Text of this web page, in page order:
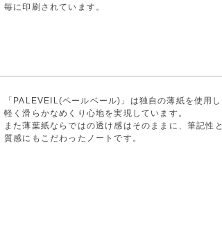
毎に印刷されています。
「PALEVEIL(ペールベール)」は独自の薄紙を使用し
軽く滑らかなめくり心地を実現しています。
また薄葉紙ならではの透け感はそのままに、筆記性と
質感にもこだわったノートです。